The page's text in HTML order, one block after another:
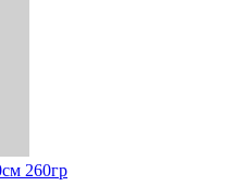
260гр